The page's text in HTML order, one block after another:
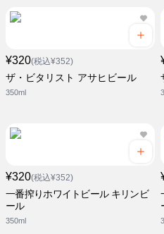
¥320(税込¥352)
ザ・ビタリスト アサヒビール
350ml
¥320(税込¥352)
一番搾りホワイトビール キリンビ
ール
350ml